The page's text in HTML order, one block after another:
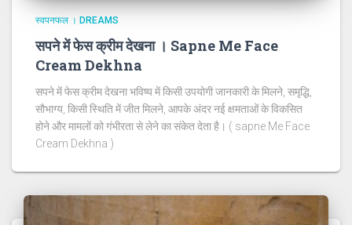
स्वपनफल । DREAMS
सपने में फेस क्रीम देखना । Sapne Me Face
Cream Dekhna
सपने में फेस क्रीम देखना भविष्य में किसी उपयोगी जानकारी के मिलने, समृद्धि,
सौभाग्य, किसी स्थिति में जीत मिलने, आपके अंदर नई क्षमताओं के विकसित
होने और मामलों को गंभीरता से लेने का संकेत देता है। ( sapne Me Face
Cream Dekhna )